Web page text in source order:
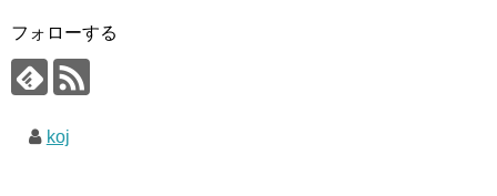
フォローする
koj